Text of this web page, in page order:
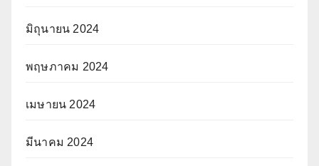
มิถุนายน 2024
พฤษภาคม 2024
เมษายน 2024
มีนาคม 2024